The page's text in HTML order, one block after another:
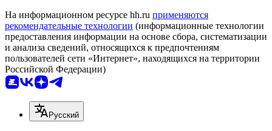
На информационном ресурсе hh.ru применяются
рекомендательные технологии (информационные технологии
предоставления информации на основе сбора, систематизации
и анализа сведений, относящихся к предпочтениям
пользователей сети «Интернет», находящихся на территории
Российской Федерации)
Русский